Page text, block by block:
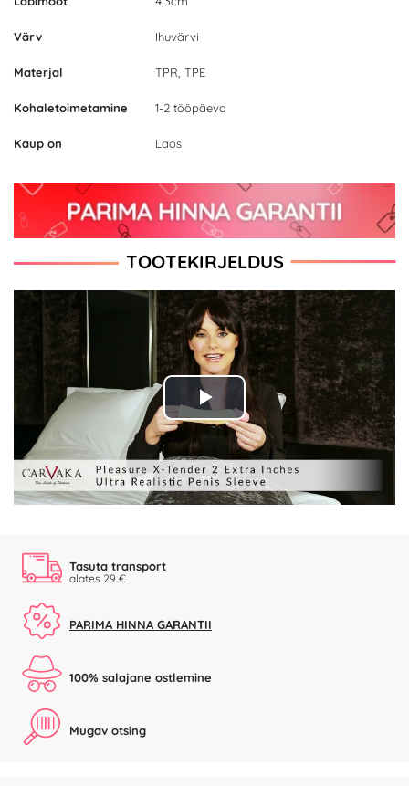
Värv Ihuvärvi
Materjal TPR, TPE
Kohaletoimetamine 1-2 tööpäeva
Kaup on Laos
TOOTEKIRJELDUS
Play
Video
Tasuta transport
alates 29 €
PARIMA HINNA GARANTII
100% salajane ostlemine
Mugav otsing